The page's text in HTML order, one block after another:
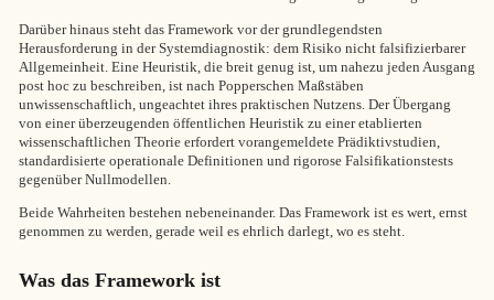
Darüber hinaus steht das Framework vor der grundlegendsten
Herausforderung in der Systemdiagnostik: dem Risiko nicht falsifizierbarer
Allgemeinheit. Eine Heuristik, die breit genug ist, um nahezu jeden Ausgang
post hoc zu beschreiben, ist nach Popperschen Maßstäben
unwissenschaftlich, ungeachtet ihres praktischen Nutzens. Der Übergang
von einer überzeugenden öffentlichen Heuristik zu einer etablierten
wissenschaftlichen Theorie erfordert vorangemeldete Prädiktivstudien,
standardisierte operationale Definitionen und rigorose Falsifikationstests
gegenüber Nullmodellen.
Beide Wahrheiten bestehen nebeneinander. Das Framework ist es wert, ernst
genommen zu werden, gerade weil es ehrlich darlegt, wo es steht.
Was das Framework ist